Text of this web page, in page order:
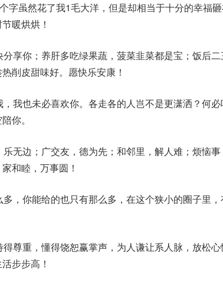
字虽然花了我1毛大洋，但是却相当于十分的幸福
暖烘烘！
享你；养肝多吃绿果蔬，菠菜韭菜都是宝；饭后
削皮甜味好。愿快乐安康！
我也未必喜欢你。各走各的人岂不是更潇洒？何
你。
无边；广交友，德为先；和邻里，解人难；烦恼
和睦，万事圆！
，你能给的也只有那么多，在这个狭小的圈子里
尊重，懂得饶恕赢掌声，为人谦让系人脉，放松
步步高！